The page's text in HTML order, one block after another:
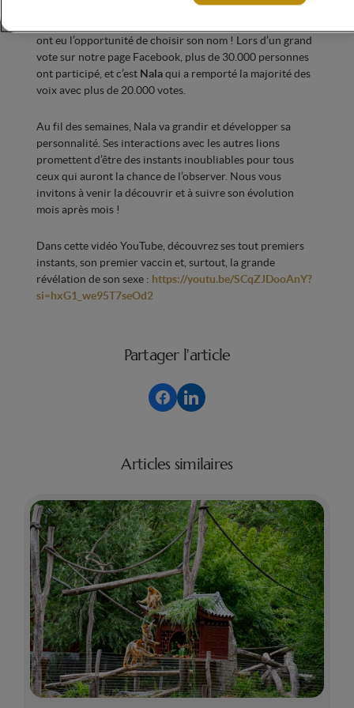
ont eu l’opportunité de choisir son nom ! Lors d’un grand
vote sur notre page Facebook, plus de 30.000 personnes
ont participé, et c’est Nalaqui a remporté la majorité des
voix avec plus de 20.000 votes.
Au fil des semaines, Nala va grandir et développer sa
personnalité. Ses interactions avec les autres lions
promettent d’être des instants inoubliables pour tous
ceux qui auront la chance de l’observer. Nous vous
invitons à venir la découvrir et à suivre son évolution
mois après mois !
Dans cette vidéo YouTube, découvrez ses tout premiers
instants, son premier vaccin et, surtout, la grande
révélation de son sexe : https://youtu.be/SCqZJDooAnY?
si=hxG1_we95T7seOd2
Partager l'article
Articles similaires